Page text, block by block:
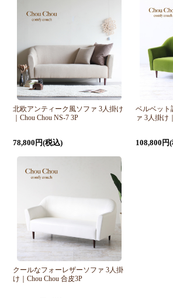
北欧アンティーク風ソファ 3人掛け
｜Chou Chou NS-7 3P
78,800円(税込)
ベルベット
ァ 3人掛け
108,800円
クールなフォーレザーソファ 3人掛
け｜Chou Chou 合皮3P